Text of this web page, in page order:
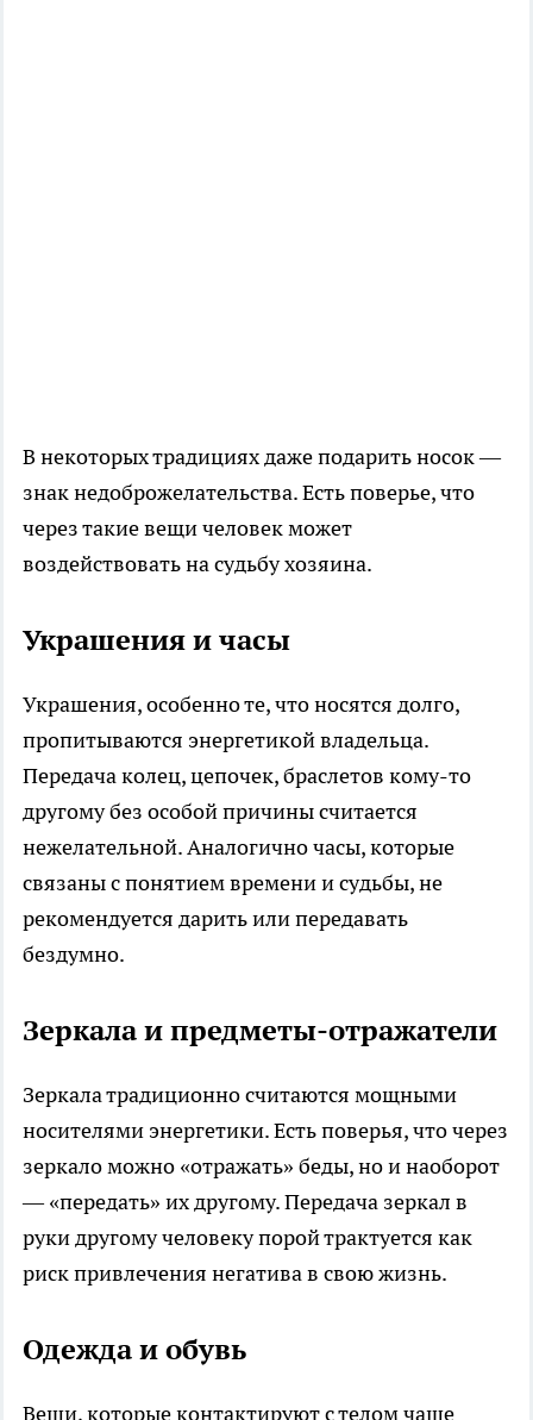
В некоторых традициях даже подарить носок —
знак недоброжелательства. Есть поверье, что
через такие вещи человек может
воздействовать на судьбу хозяина.
Украшения и часы
Украшения, особенно те, что носятся долго,
пропитываются энергетикой владельца.
Передача колец, цепочек, браслетов кому-то
другому без особой причины считается
нежелательной. Аналогично часы, которые
связаны с понятием времени и судьбы, не
рекомендуется дарить или передавать
бездумно.
Зеркала и предметы-отражатели
Зеркала традиционно считаются мощными
носителями энергетики. Есть поверья, что через
зеркало можно «отражать» беды, но и наоборот
— «передать» их другому. Передача зеркал в
руки другому человеку порой трактуется как
риск привлечения негатива в свою жизнь.
Одежда и обувь
Вещи, которые контактируют с телом чаще